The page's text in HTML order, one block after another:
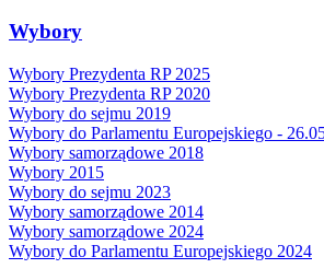
Wybory
Wybory Prezydenta RP 2025
Wybory Prezydenta RP 2020
Wybory do sejmu 2019
Wybory do Parlamentu Europejskiego -
Wybory samorządowe 2018
Wybory 2015
Wybory do sejmu 2023
Wybory samorządowe 2014
Wybory samorządowe 2024
Wybory do Parlamentu Europejskiego 2024